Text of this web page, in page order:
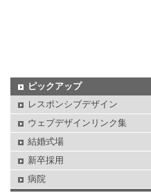
ピックアップ
レスポンシブデザイン
ウェブデザインリンク集
結婚式場
新卒採用
病院